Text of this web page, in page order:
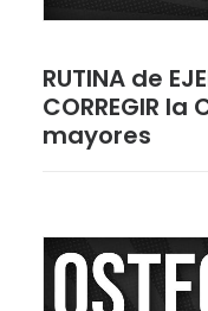
RUTINA de
CORREGIR la
mayores